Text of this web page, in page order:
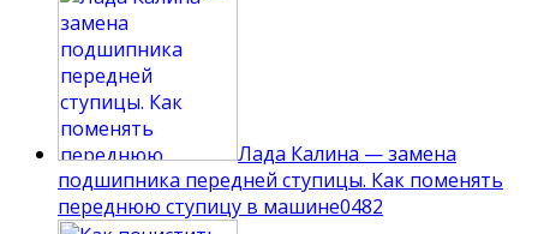
Лада Калина — замена
подшипника передней ступицы. Как поменять
переднюю ступицу в машине0482